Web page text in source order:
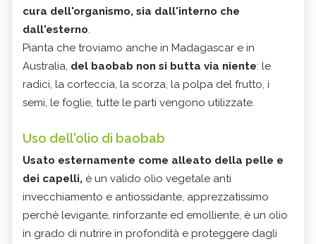
cura dell'organismo, sia dall'interno che
dall'esterno.
Pianta che troviamo anche in Madagascar e in
Australia, del baobab non si butta via niente: le
radici, la corteccia, la scorza, la polpa del frutto, i
semi, le foglie, tutte le parti vengono utilizzate.
Uso dell'olio di baobab
Usato esternamente come alleato della pelle e
dei capelli, è un valido olio vegetale anti
invecchiamento e antiossidante, apprezzatissimo
perchè levigante, rinforzante ed emolliente, è un olio
in grado di nutrire in profondità e proteggere dagli